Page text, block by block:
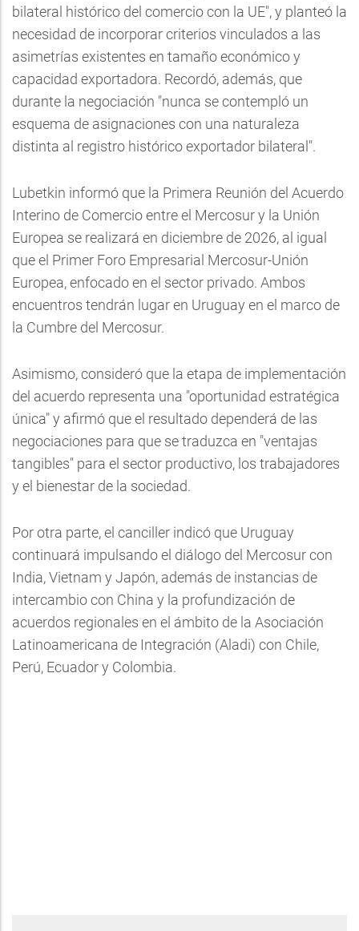
bilateral histórico del comercio con la UE", y planteó la
necesidad de incorporar criterios vinculados a las
asimetrías existentes en tamaño económico y
capacidad exportadora. Recordó, además, que
durante la negociación "nunca se contempló un
esquema de asignaciones con una naturaleza
distinta al registro histórico exportador bilateral".
Lubetkin informó que la Primera Reunión del Acuerdo
Interino de Comercio entre el Mercosur y la Unión
Europea se realizará en diciembre de 2026, al igual
que el Primer Foro Empresarial Mercosur-Unión
Europea, enfocado en el sector privado. Ambos
encuentros tendrán lugar en Uruguay en el marco de
la Cumbre del Mercosur.
Asimismo, consideró que la etapa de implementación
del acuerdo representa una "oportunidad estratégica
única" y afirmó que el resultado dependerá de las
negociaciones para que se traduzca en "ventajas
tangibles" para el sector productivo, los trabajadores
y el bienestar de la sociedad.
Por otra parte, el canciller indicó que Uruguay
continuará impulsando el diálogo del Mercosur con
India, Vietnam y Japón, además de instancias de
intercambio con China y la profundización de
acuerdos regionales en el ámbito de la Asociación
Latinoamericana de Integración (Aladi) con Chile,
Perú, Ecuador y Colombia.